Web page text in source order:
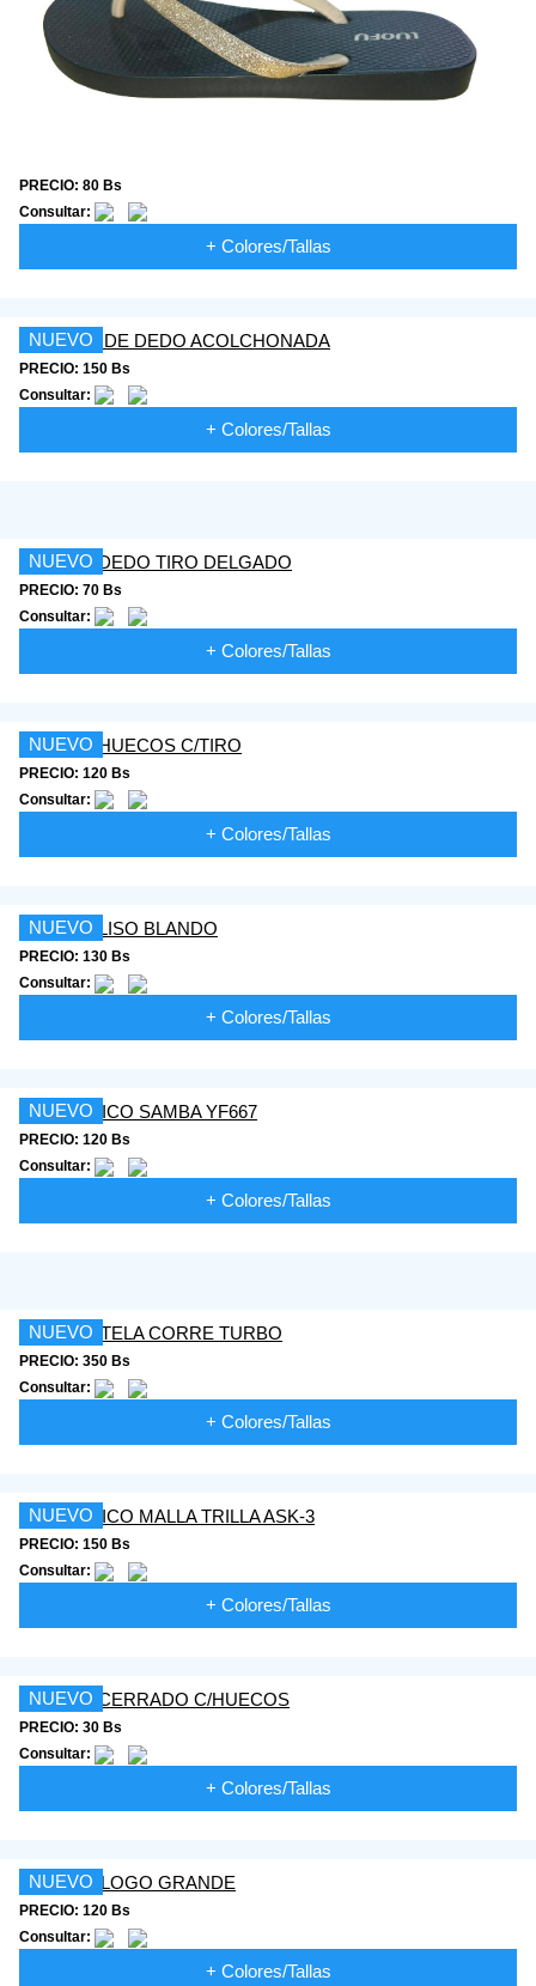
PRECIO: 80 Bs
Consultar:
+ Colores/Tallas
NUEVO
PRECIO: 150 Bs
Consultar:
+ Colores/Tallas
NUEVO
PRECIO: 70 Bs
Consultar:
+ Colores/Tallas
NUEVO
PRECIO: 120 Bs
Consultar:
+ Colores/Tallas
NUEVO
PRECIO: 130 Bs
Consultar:
+ Colores/Tallas
NUEVO
PRECIO: 120 Bs
Consultar:
+ Colores/Tallas
NUEVO
PRECIO: 350 Bs
Consultar:
+ Colores/Tallas
NUEVO
PRECIO: 150 Bs
Consultar:
+ Colores/Tallas
NUEVO
PRECIO: 30 Bs
Consultar:
+ Colores/Tallas
NUEVO
PRECIO: 120 Bs
Consultar:
+ Colores/Tallas